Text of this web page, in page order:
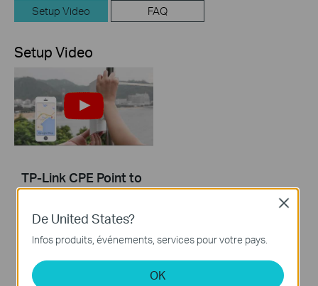
Setup Video FAQ
Setup Video
TP-Link CPE Point to
Point Installation and
Tutorial Video
De United States?
Infos produits, événements, services pour votre pays.
OK
Close